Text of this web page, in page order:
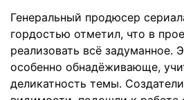
Генеральный продюсер
гордостью отметил, что в
реализовать всё задуманное.
особенно обнадёживающе,
деликатность темы.